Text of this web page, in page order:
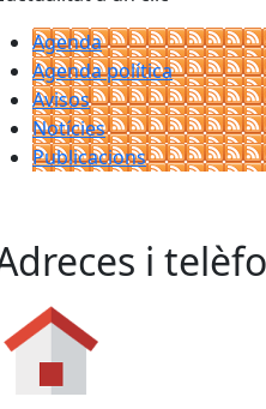
Agenda
Agenda política
Avisos
Notícies
Publicacions
i